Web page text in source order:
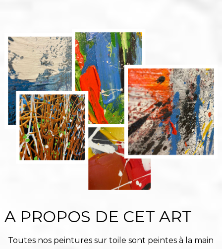
A PROPOS DE CET ART
Toutes nos peintures sur toile sont peintes à la main